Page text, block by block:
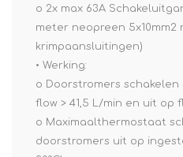
o 2x max 63A
meter neopreen 5x10mm2
krimpaansluitingen)
• Werking:
o Doorstromers
flow > 41,5 L/min en uit op
o Maximaalthermostaat
doorstromers uit op